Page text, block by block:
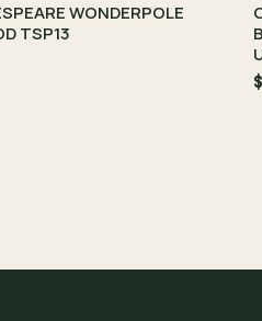
WONDERPOLE
TSP13